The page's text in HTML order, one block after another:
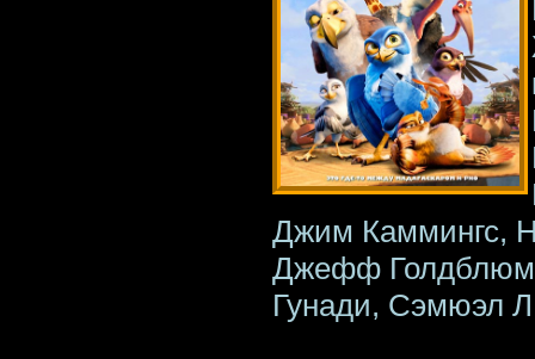
Джим Каммингс,
Джефф
Гунади, Сэмюэл